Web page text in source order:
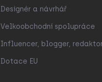
Designér a návrhář
Velkoobchodní spolupráce
Influencer, blogger,
Dotace EU